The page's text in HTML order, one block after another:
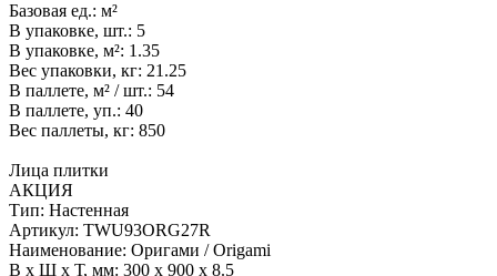
Базовая ед.: м²
В упаковке, шт.: 5
В упаковке, м²: 1.35
Вес упаковки, кг: 21.25
В паллете, м² / шт.: 54
В паллете, уп.: 40
Вес паллеты, кг: 850
Лица плитки
АКЦИЯ
Тип: Настенная
Артикул: TWU93ORG27R
Наименование: Оригами / Origami
В x Ш x Т, мм: 300 x 900 x 8.5